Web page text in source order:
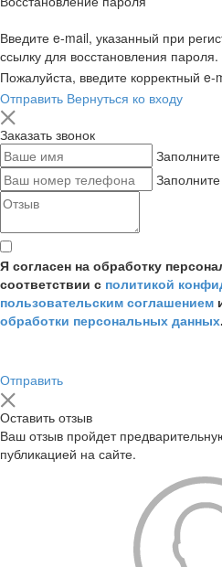
Введите e-mail, указанный при
ссылку для восстановления пароля.
Пожалуйста, введите корректный e-
Отправить Вернуться ко входу
Заказать звонок
Я согласен на обработку
соответствии с политикой
пользовательским соглашением
обработки персональных данных.
Отправить
Оставить отзыв
Ваш отзыв пройдет
публикацией на сайте.